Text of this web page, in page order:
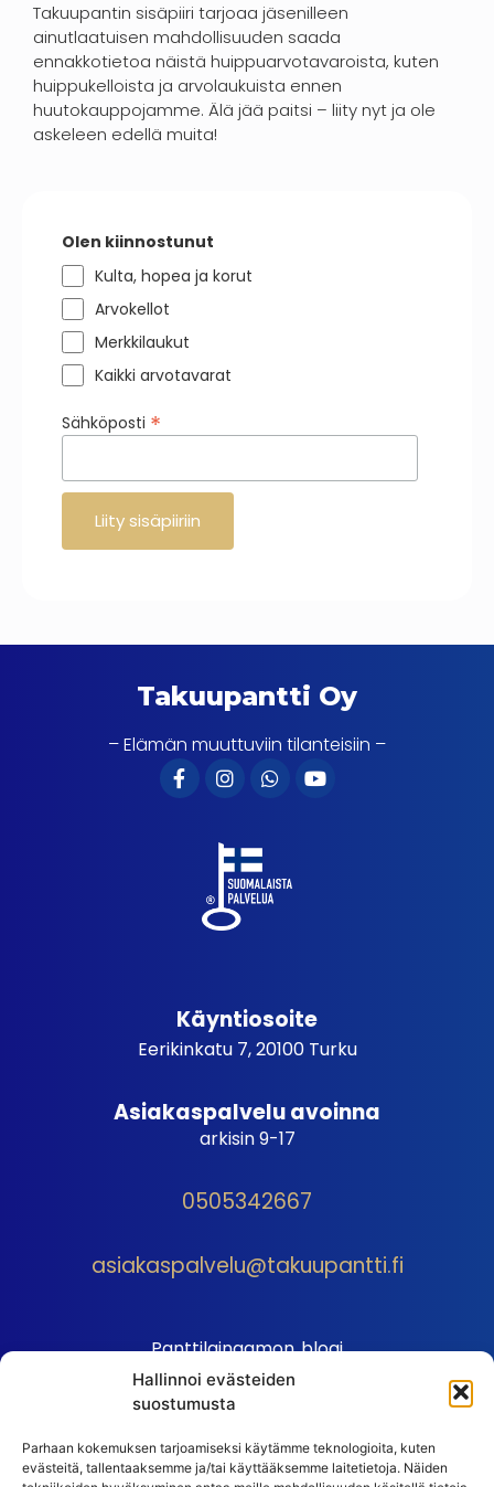
Hallinnoi evästeiden
suostumusta
Parhaan kokemuksen tarjoamiseksi käytämme teknologioita, kuten
evästeitä, tallentaaksemme ja/tai käyttääksemme laitetietoja. Näiden
Takuupantin sisäpiiri tarjoaa jäsenilleen
ainutlaatuisen mahdollisuuden saada
ennakkotietoa näistä huippuarvotavaroista, kuten
huippukelloista ja arvolaukuista ennen
huutokauppojamme. Älä jää paitsi – liity nyt ja ole
askeleen edellä muita!
Olen kiinnostunut
Kulta, hopea ja korut
Arvokellot
Merkkilaukut
Kaikki arvotavarat
Sähköposti *
Takuupantti Oy
– Elämän muuttuviin tilanteisiin –
Käyntiosoite
Eerikinkatu 7, 20100 Turku
Asiakaspalvelu avoinna
arkisin 9-17
0505342667
asiakaspalvelu@takuupantti.fi
Panttilainaamon blogi
Palveluhinnasto
Sopimusehdot
Autopantin sopimusehdot